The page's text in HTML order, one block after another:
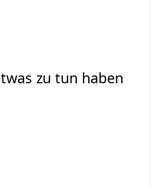
zu tun haben